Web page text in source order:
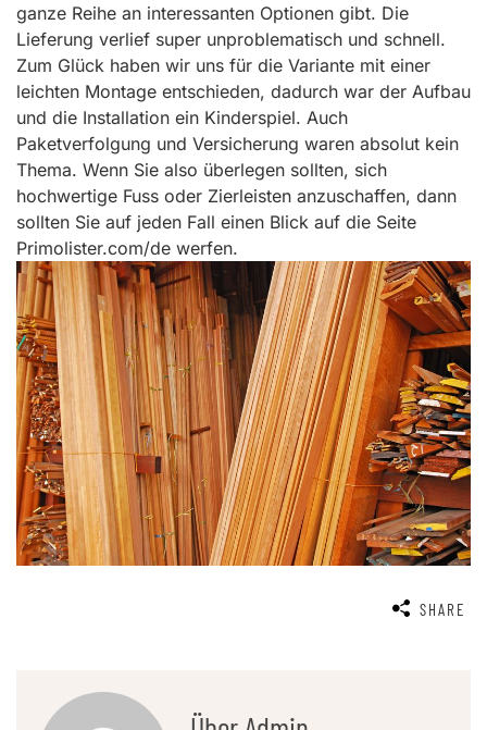
ganze Reihe an interessanten Optionen gibt. Die
Lieferung verlief super unproblematisch und schnell.
Zum Glück haben wir uns für die Variante mit einer
leichten Montage entschieden, dadurch war der Aufbau
und die Installation ein Kinderspiel. Auch
Paketverfolgung und Versicherung waren absolut kein
Thema. Wenn Sie also überlegen sollten, sich
hochwertige Fuss oder Zierleisten anzuschaffen, dann
sollten Sie auf jeden Fall einen Blick auf die Seite
Primolister.com/de werfen.
SHARE